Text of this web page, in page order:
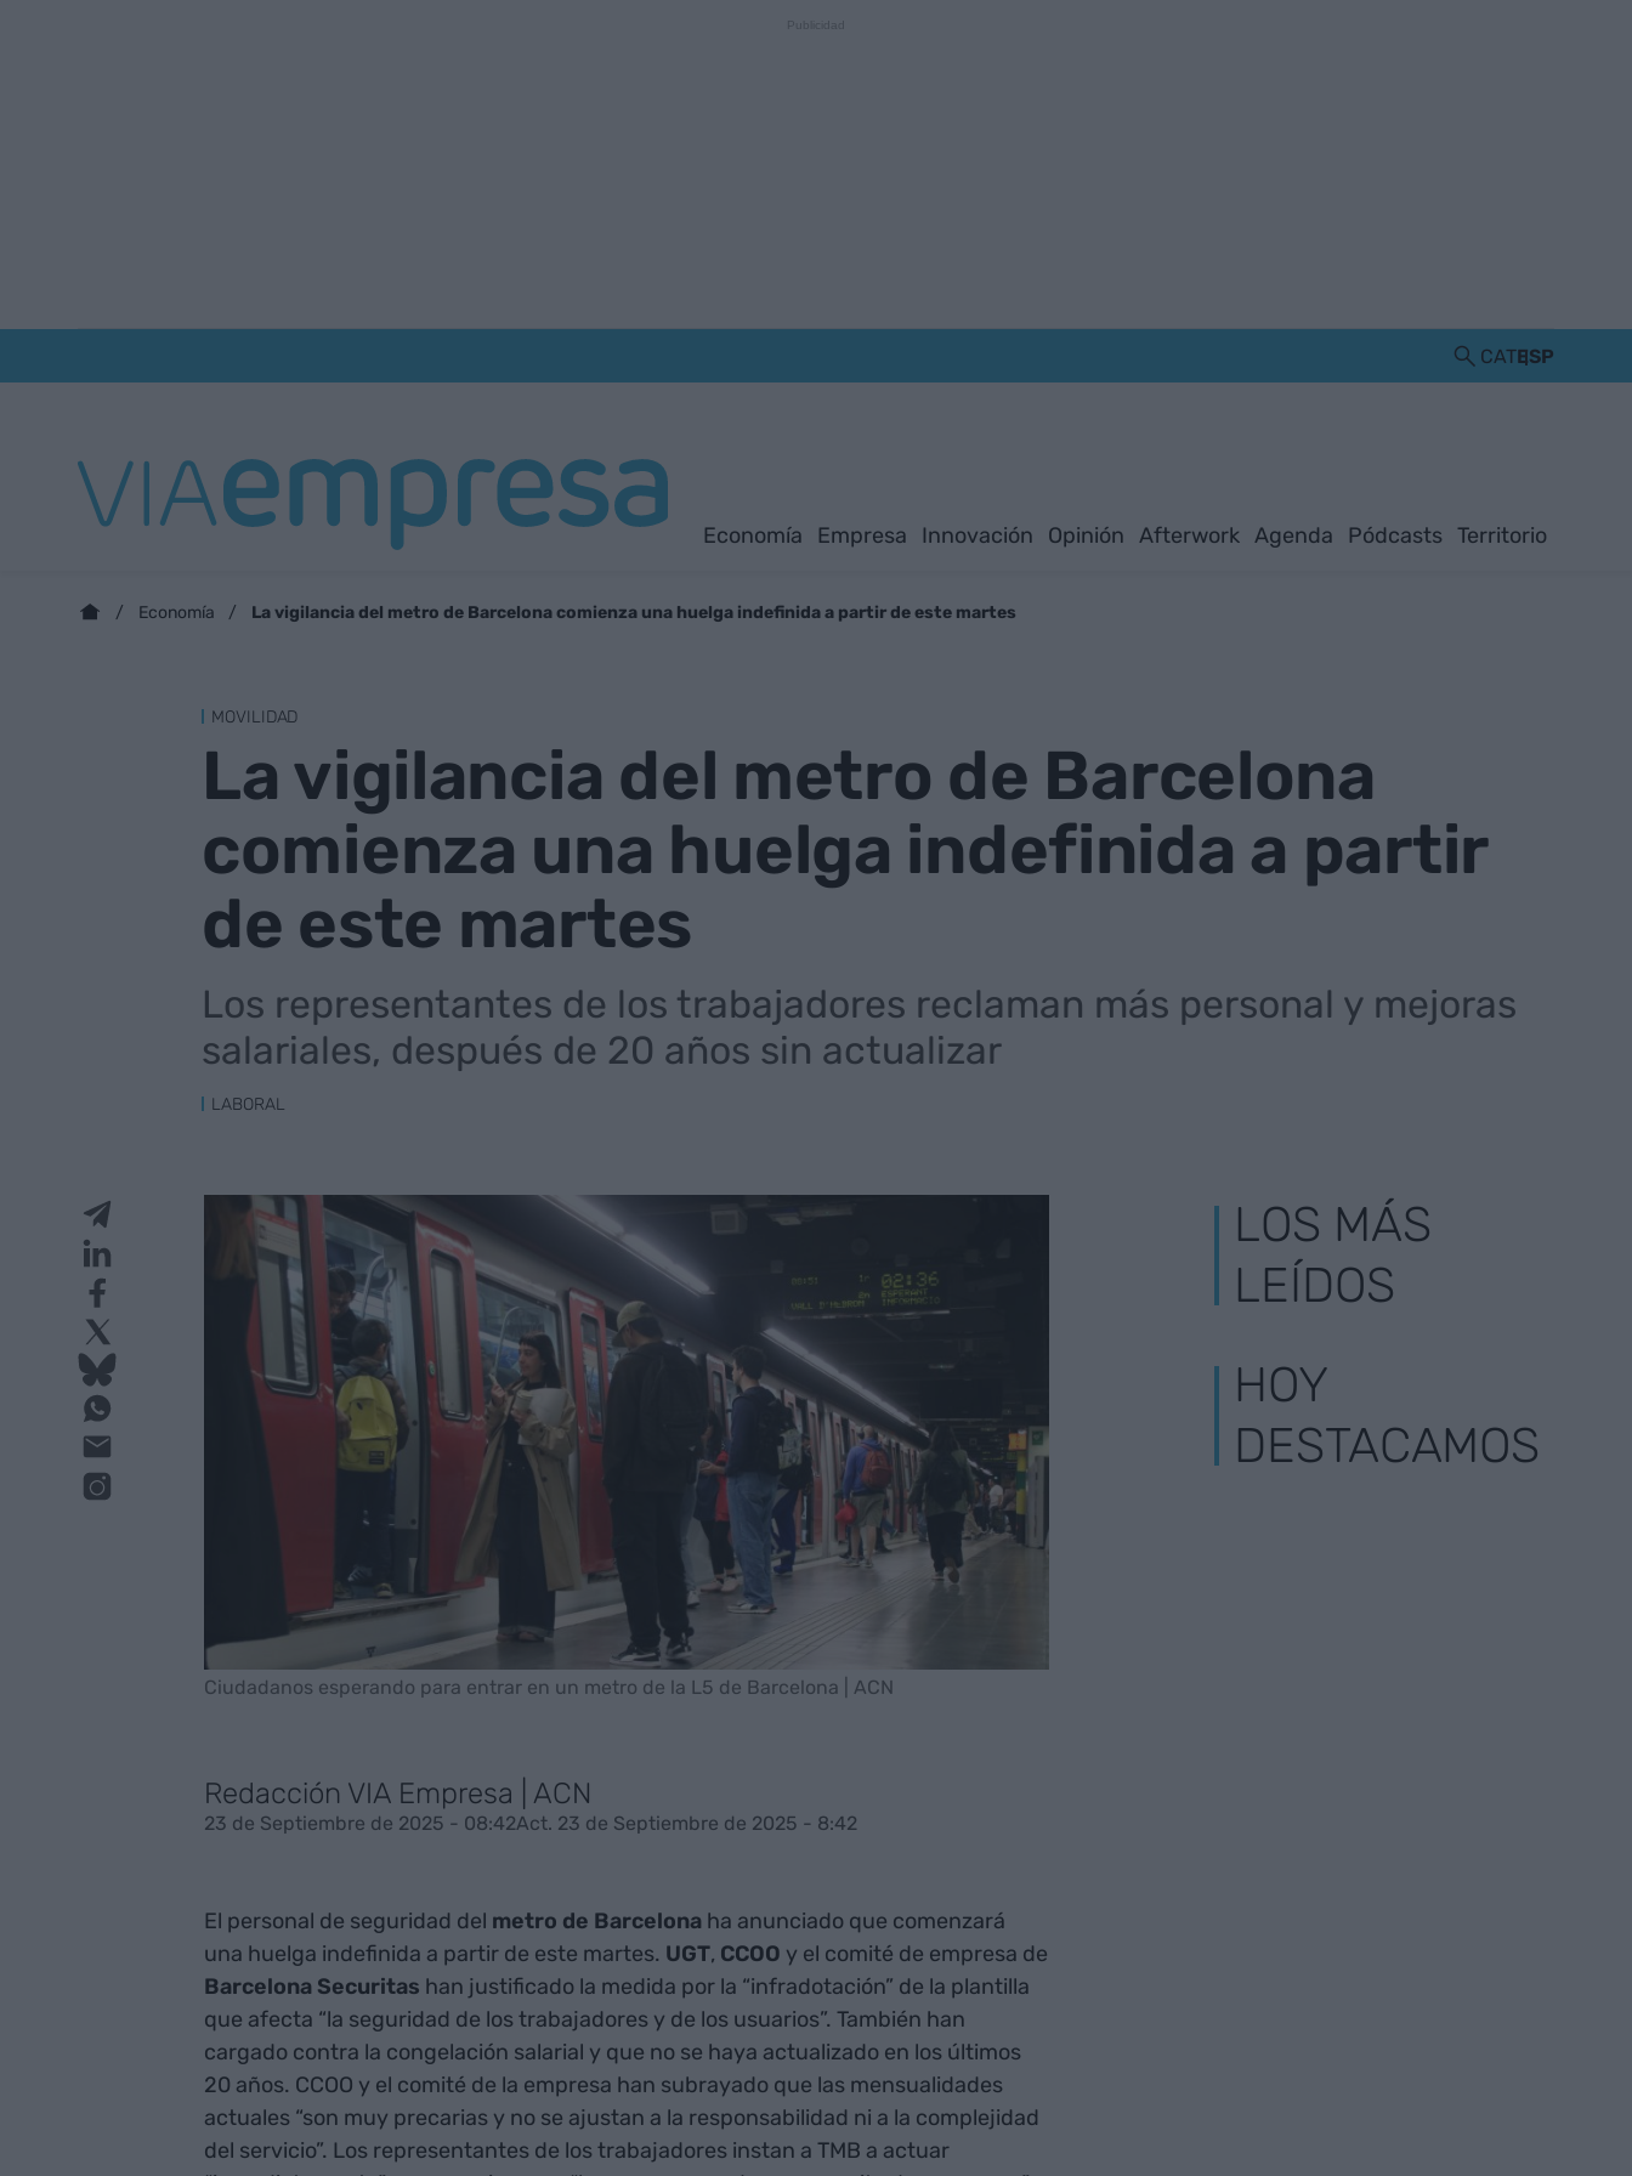
CATESP
Economía Empresa Innovación Opinión Afterwork Agenda Pódcasts Territorio
Economía La vigilancia del metro de Barcelona comienza una huelga indefinida a partir de este martes
MOVILIDAD
La vigilancia del metro de Barcelona
comienza una huelga indefinida a partir
de este martes
Los representantes de los trabajadores reclaman más personal y mejoras
salariales, después de 20 años sin actualizar
LABORAL
Ciudadanos esperando para entrar en un metro de la L5 de Barcelona | ACN
Redacción VIA Empresa | ACN
23 de Septiembre de 2025 - 08:42Act. 23 de Septiembre de 2025 - 8:42
El personal de seguridad del metro de Barcelonaha anunciado que comenzará
una huelga indefinida a partir de este martes. UGT, CCOO y el comité de empresa de
Barcelona Securitas han justificado la medida por la “infradotación” de la plantilla
que afecta “la seguridad de los trabajadores y de los usuarios”. También han
cargado contra la congelación salarial y que no se haya actualizado en los últimos
20 años. CCOO y el comité de la empresa han subrayado que las mensualidades
actuales “son muy precarias y no se ajustan a la responsabilidad ni a la complejidad
del servicio”. Los representantes de los trabajadores instan a TMB a actuar
LOS MÁS
LEÍDOS
HOY
DESTACAMOS